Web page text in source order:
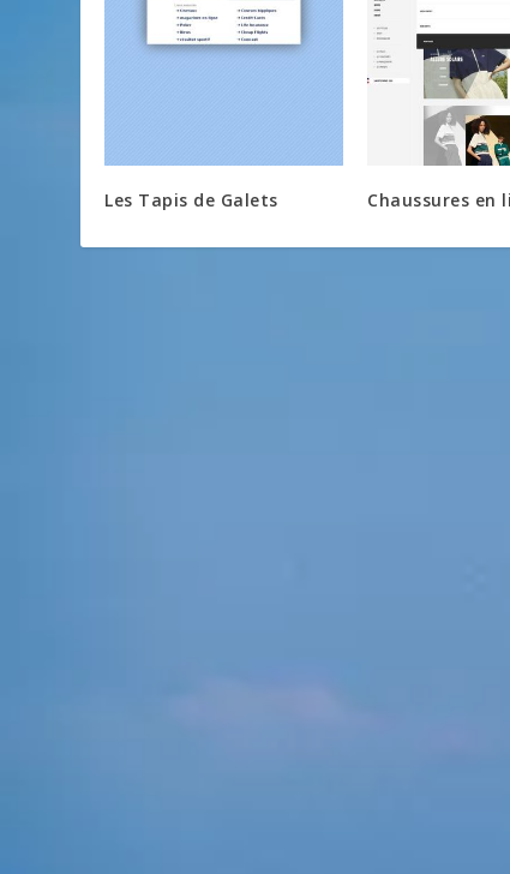
Les Tapis de Galets Chaussures en